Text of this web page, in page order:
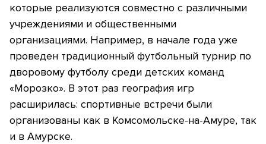
которые реализуются совместно с различными
учреждениями и общественными
организациями. Например, в начале года уже
проведен традиционный футбольный турнир по
дворовому футболу среди детских команд
«Морозко». В этот раз география игр
расширилась: спортивные встречи были
организованы как в Комсомольске-на-Амуре, так
и в Амурске.